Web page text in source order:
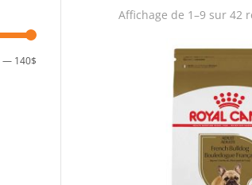
Affichage de 1–9 sur 42
— 140$